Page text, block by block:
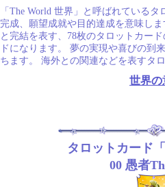
「The World 世界」と呼ばれている
完成、願望成就や目的達成を意味し
と完結を表す、78枚のタロットカー
ドになります。 夢の実現や喜びの到
ちます。 海外との関連などを表すタ
世界の
タロットカード
00 愚者